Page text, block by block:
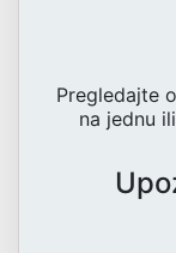
Pregledajte
na jednu